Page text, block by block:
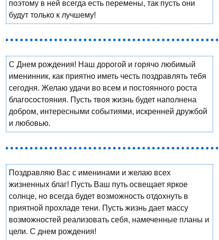
поэтому в ней всегда есть перемены, так пусть они
будут только к лучшему!
С Днем рождения! Наш дорогой и горячо любимый
именинник, как приятно иметь честь поздравлять тебя
сегодня. Желаю удачи во всем и постоянного роста
благосостояния. Пусть твоя жизнь будет наполнена
добром, интересными событиями, искренней дружбой
и любовью.
Поздравляю Вас с именинами и желаю всех
жизненных благ! Пусть Ваш путь освещает яркое
солнце, но всегда будет возможность отдохнуть в
приятной прохладе тени. Пусть жизнь дает массу
возможностей реализовать себя, намеченные планы и
цели. С днем рождения!